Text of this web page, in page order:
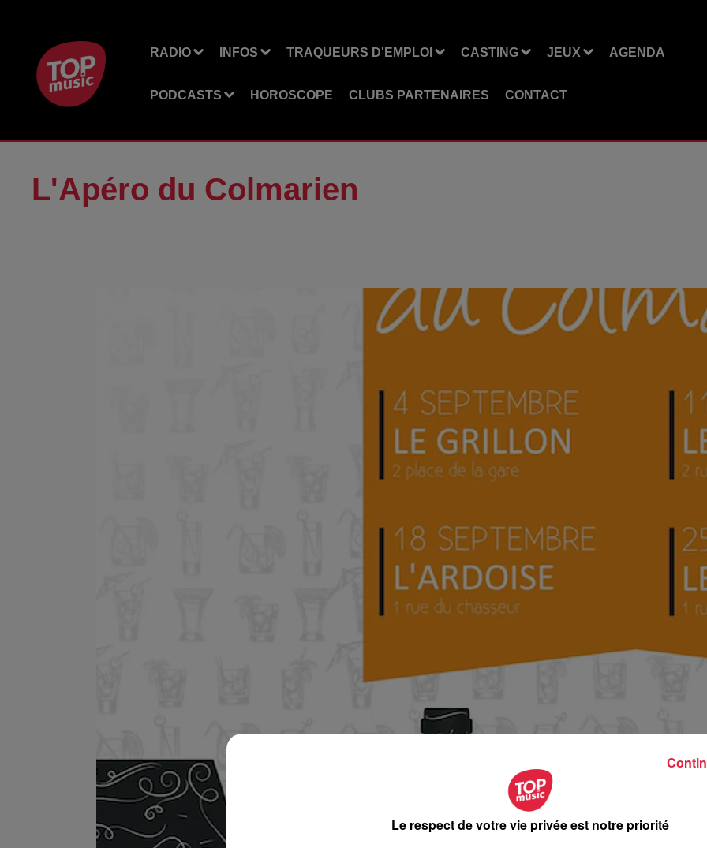
RADIO INFOS TRAQUEURS D'EMPLOI CASTING JEUX AGENDA
PODCASTS HOROSCOPE CLUBS PARTENAIRES CONTACT
L'Apéro du Colmarien
Le respect de votre vie privée est notre priorité